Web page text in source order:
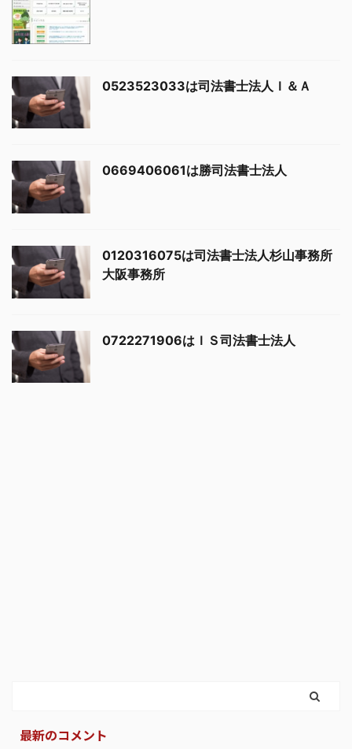
0523523033は司法書士法人Ｉ＆Ａ
0669406061は勝司法書士法人
0120316075は司法書士法人杉山事務所
大阪事務所
0722271906はＩＳ司法書士法人
最新のコメント